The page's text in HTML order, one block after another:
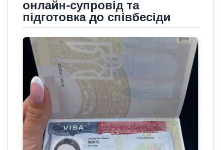
онлайн-супровід та
підготовка до співбесіди